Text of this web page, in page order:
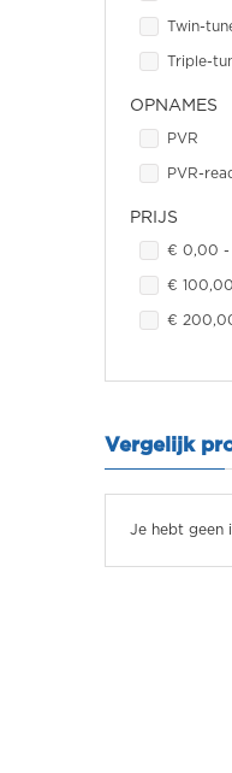
Twin-
Triple-
OPNAMES
PVR
PVR-
PRIJS
€ 0,00 -
€ 100,00
€
Vergelijk
Je hebt geen